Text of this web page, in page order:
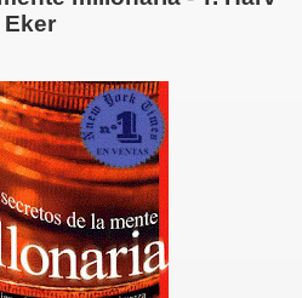
Eker